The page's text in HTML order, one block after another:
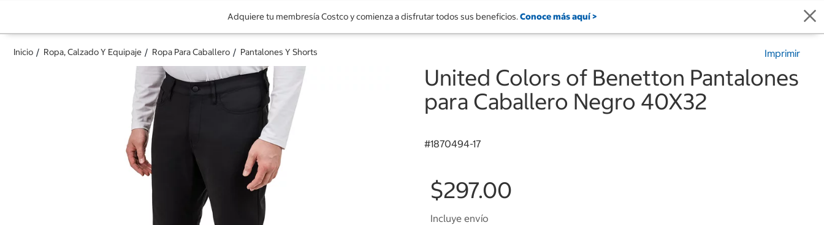
Adquiere tu membresía Costco y comienza a disfrutar todos sus beneficios. Conoce más aquí >
Inicio Ropa, Calzado Y Equipaje Ropa Para Caballero Pantalones Y Shorts Imprimir
United Colors of Benetton Pantalones
para Caballero Negro 40X32
#1870494-17
$297.00
Incluye envío